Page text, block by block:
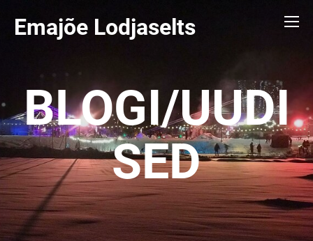
Emajõe Lodjaselts
BLOGI/UUDI
SED